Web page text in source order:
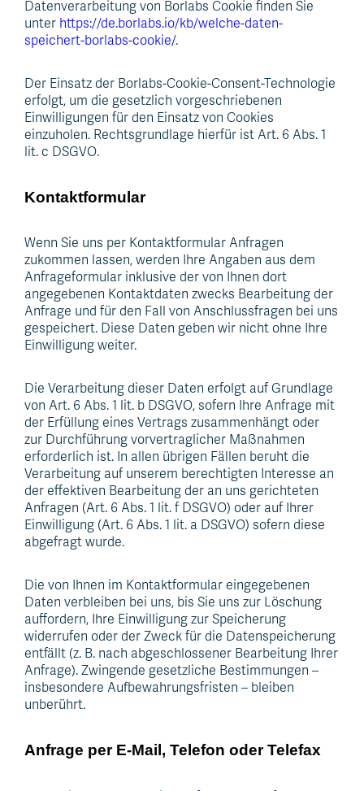
Datenverarbeitung von Borlabs Cookie finden Sie
unter https://de.borlabs.io/kb/welche-daten-
speichert-borlabs-cookie/.
Der Einsatz der Borlabs-Cookie-Consent-Technologie
erfolgt, um die gesetzlich vorgeschriebenen
Einwilligungen für den Einsatz von Cookies
einzuholen. Rechtsgrundlage hierfür ist Art. 6 Abs. 1
lit. c DSGVO.
Kontaktformular
Wenn Sie uns per Kontaktformular Anfragen
zukommen lassen, werden Ihre Angaben aus dem
Anfrageformular inklusive der von Ihnen dort
angegebenen Kontaktdaten zwecks Bearbeitung der
Anfrage und für den Fall von Anschlussfragen bei uns
gespeichert. Diese Daten geben wir nicht ohne Ihre
Einwilligung weiter.
Die Verarbeitung dieser Daten erfolgt auf Grundlage
von Art. 6 Abs. 1 lit. b DSGVO, sofern Ihre Anfrage mit
der Erfüllung eines Vertrags zusammenhängt oder
zur Durchführung vorvertraglicher Maßnahmen
erforderlich ist. In allen übrigen Fällen beruht die
Verarbeitung auf unserem berechtigten Interesse an
der effektiven Bearbeitung der an uns gerichteten
Anfragen (Art. 6 Abs. 1 lit. f DSGVO) oder auf Ihrer
Einwilligung (Art. 6 Abs. 1 lit. a DSGVO) sofern diese
abgefragt wurde.
Die von Ihnen im Kontaktformular eingegebenen
Daten verbleiben bei uns, bis Sie uns zur Löschung
auffordern, Ihre Einwilligung zur Speicherung
widerrufen oder der Zweck für die Datenspeicherung
entfällt (z. B. nach abgeschlossener Bearbeitung Ihrer
Anfrage). Zwingende gesetzliche Bestimmungen –
insbesondere Aufbewahrungsfristen – bleiben
unberührt.
Anfrage per E-Mail, Telefon oder Telefax